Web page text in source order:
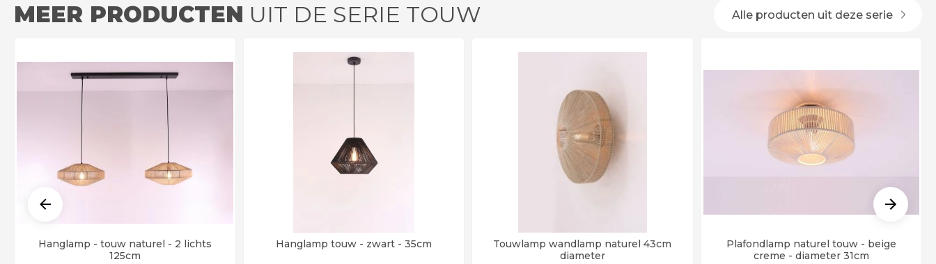
MEER PRODUCTEN UIT DE SERIE TOUW Alle producten uit deze serie
Hanglamp - touw naturel - 2 lichts
125cm
Hanglamp touw - zwart - 35cm
Touwlamp wandlamp naturel 43cm
diameter
Plafondlamp naturel touw - beige
creme - diameter 31cm